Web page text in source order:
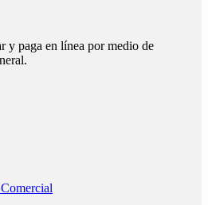
y paga en línea por medio de